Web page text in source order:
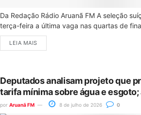
Da Redação Rádio Aruanã FM A seleção
terça-feira a última vaga nas quartas de
LEIA MAIS
Deputados analisam projeto que
tarifa mínima sobre água e
por Aruanã FM 8 de julho de 2026 0